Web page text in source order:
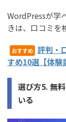
WordPressが学
きは、口コミを
おすすめ 評判・
すめ10選【体験
選び方5. 無
いる